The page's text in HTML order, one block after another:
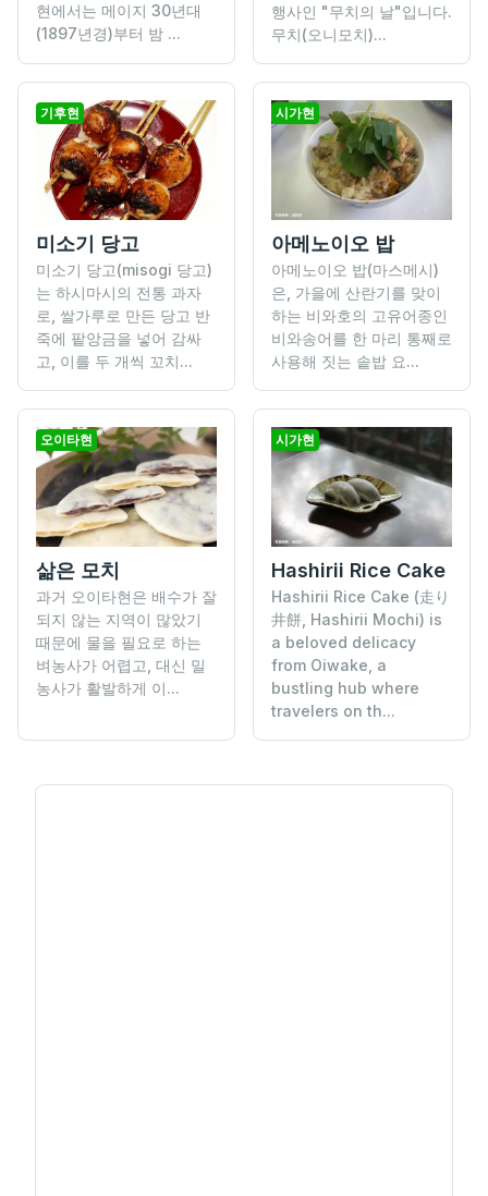
현에서는 메이지 30년대
(1897년경)부터 밤 ...
행사인 "무치의 날"입니다.
무치(오니모치)...
기후현
미소기 당고
미소기 당고(misogi 당고)
는 하시마시의 전통 과자
로, 쌀가루로 만든 당고 반
죽에 팥앙금을 넣어 감싸
고, 이를 두 개씩 꼬치...
시가현
아메노이오 밥
아메노이오 밥(마스메시)
은, 가을에 산란기를 맞이
하는 비와호의 고유어종인
비와송어를 한 마리 통째로
사용해 짓는 솥밥 요...
오이타현
삶은 모치
과거 오이타현은 배수가 잘
되지 않는 지역이 많았기
때문에 물을 필요로 하는
벼농사가 어렵고, 대신 밀
농사가 활발하게 이...
시가현
Hashirii Rice Cake
Hashirii Rice Cake (走り
井餅, Hashirii Mochi) is
a beloved delicacy
from Oiwake, a
bustling hub where
travelers on th...